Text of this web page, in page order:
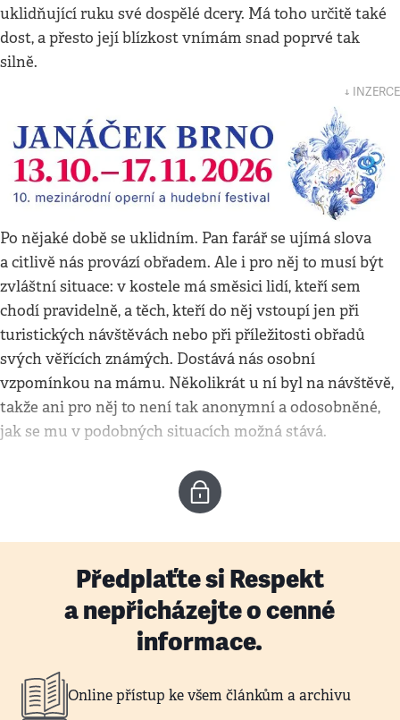
uklidňující ruku své dospělé dcery. Má toho určitě také
dost, a přesto její blízkost vnímám snad poprvé tak
silně.
↓ INZERCE
Po nějaké době se uklidním. Pan farář se ujímá slova
a citlivě nás provází obřadem. Ale i pro něj to musí být
zvláštní situace: v kostele má směsici lidí, kteří sem
chodí pravidelně, a těch, kteří do něj vstoupí jen při
turistických návštěvách nebo při příležitosti obřadů
svých věřících známých. Dostává nás osobní
vzpomínkou na mámu. Několikrát u ní byl na návštěvě,
takže ani pro něj to není tak anonymní a odosobněné,
jak se mu v podobných situacích možná stává.
Předplaťte si Respekt
a nepřicházejte o cenné
informace.
Online přístup ke všem článkům a archivu